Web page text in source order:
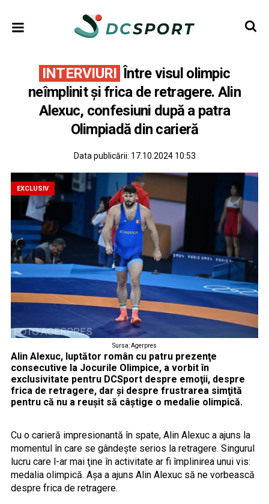
INTERVIURI Între visul olimpic
neîmplinit şi frica de retragere. Alin
Alexuc, confesiuni după a patra
Olimpiadă din carieră
Data publicării: 17.10.2024 10:53
EXCLUSIV
Sursa: Agerpres
Alin Alexuc, luptător român cu patru prezenţe
consecutive la Jocurile Olimpice, a vorbit în
exclusivitate pentru DCSport despre emoţii, despre
frica de retragere, dar şi despre frustrarea simţită
pentru că nu a reuşit să câştige o medalie olimpică.
Cu o carieră impresionantă în spate, Alin Alexuc a ajuns la
momentul în care se gândeşte serios la retragere. Singurul
lucru care l-ar mai ţine în activitate ar fi împlinirea unui vis:
medalia olimpică. Aşa a ajuns Alin Alexuc să ne vorbească
despre frica de retragere.